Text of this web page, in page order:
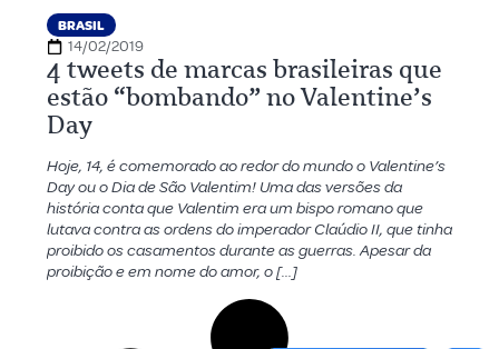
BRASIL
14/02/2019
4 tweets de marcas brasileiras que
estão “bombando” no Valentine’s
Day
Hoje, 14, é comemorado ao redor do mundo o Valentine’s
Day ou o Dia de São Valentim! Uma das versões da
história conta que Valentim era um bispo romano que
lutava contra as ordens do imperador Claúdio II, que tinha
proibido os casamentos durante as guerras. Apesar da
proibição e em nome do amor, o […]